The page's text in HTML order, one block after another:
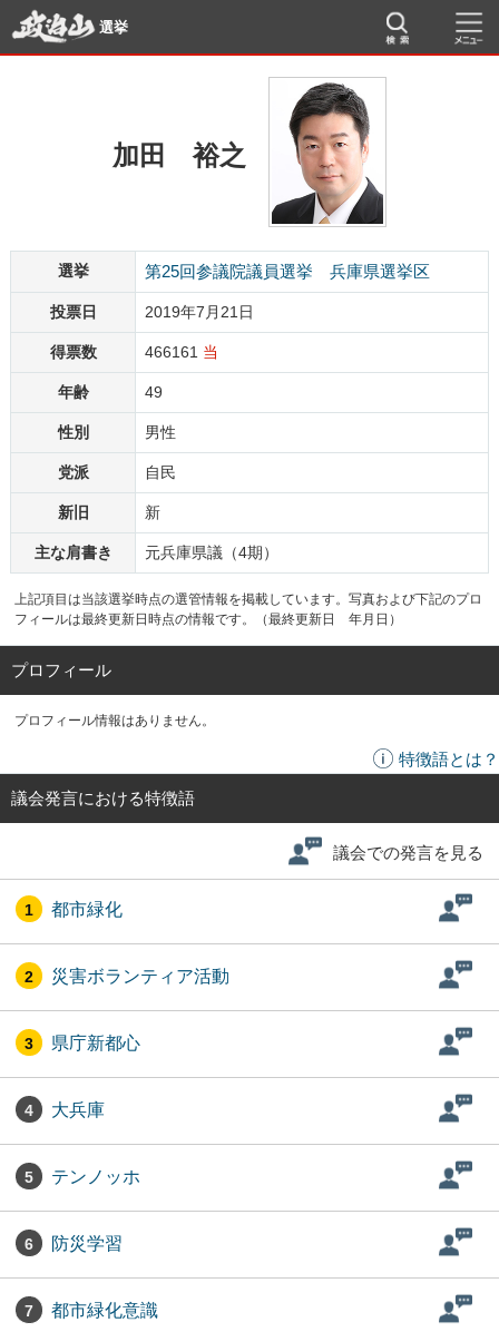
選挙
加田 裕之
選挙 第25回参議院議員選挙 兵庫県選挙区
投票日 2019年7月21日
得票数 466161 当
年齢 49
性別 男性
党派 自民
新旧 新
主な肩書き 元兵庫県議（4期）
上記項目は当該選挙時点の選管情報を掲載しています。写真および下記のプロ
フィールは最終更新日時点の情報です。（最終更新日 年月日）
プロフィール
プロフィール情報はありません。
特徴語とは？
議会発言における特徴語
議会での発言を見る
1 都市緑化
2 災害ボランティア活動
3 県庁新都心
4 大兵庫
5 テンノッホ
6 防災学習
7 都市緑化意識